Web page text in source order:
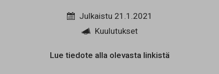
Julkaistu 21.1.2021
Kuulutukset
Lue tiedote alla olevasta linkistä